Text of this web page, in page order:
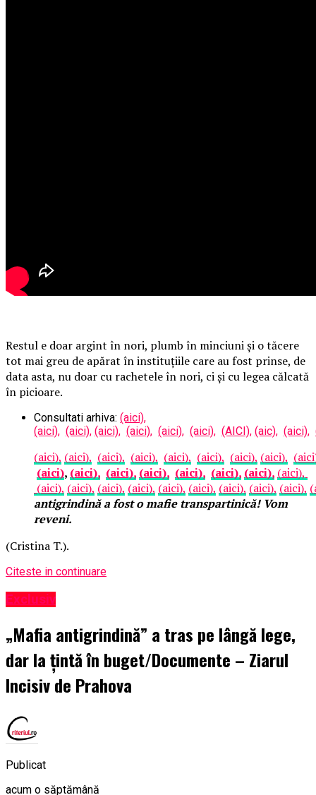
Restul e doar argint în nori, plumb în minciuni și o tăcere
tot mai greu de apărat în instituțiile care au fost prinse, de
data asta, nu doar cu rachetele în nori, ci și cu legea călcată
în picioare.
Consultati arhiva: (aici),
(aici), (aici), (aici), (aici), (aici), (aici), (AICI), (aic), (aici),
(aici), (aici), (aici), (aici), (aici), (aici), (aici), (aici),
(aici), (aici), (aici), (aici), (aici), (aici), (aici), (aici),
(aici), (aici), (aici), (aici), (aici), (aici), (aici), (aici), (aici),
antigrindină a fost o mafie transpartinică! Vom
reveni.
(Cristina T.).
Citeste in continuare
Exclusiv
„Mafia antigrindină” a tras pe lângă lege,
dar la țintă în buget/Documente – Ziarul
Incisiv de Prahova
Publicat
acum o săptămână